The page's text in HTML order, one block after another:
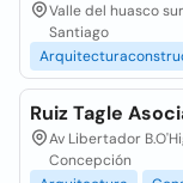
Valle del huasco
Santiago
Ruiz Tagle
Av Libertador
Concepción